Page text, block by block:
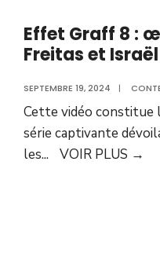
Effet Graff 8 :
Freitas et Israël
SEPTEMBRE 19, 2024 |
Cette vidéo constitue
série captivante
les... VOIR PLUS →